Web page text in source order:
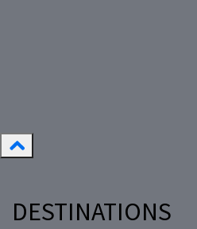
DESTINATIONS